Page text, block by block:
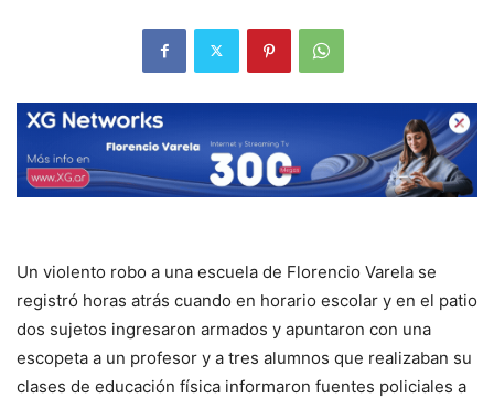
Un violento robo a una escuela de Florencio Varela se
registró horas atrás cuando en horario escolar y en el patio
dos sujetos ingresaron armados y apuntaron con una
escopeta a un profesor y a tres alumnos que realizaban su
clases de educación física informaron fuentes policiales a